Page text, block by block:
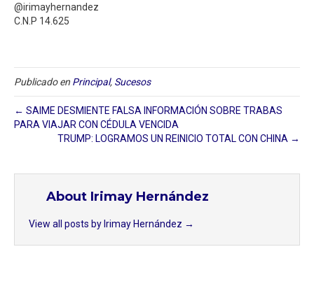
@irimayhernandez
C.N.P 14.625
Publicado en Principal, Sucesos
← SAIME DESMIENTE FALSA INFORMACIÓN SOBRE TRABAS
PARA VIAJAR CON CÉDULA VENCIDA
TRUMP: LOGRAMOS UN REINICIO TOTAL CON CHINA →
About Irimay Hernández
View all posts by Irimay Hernández →